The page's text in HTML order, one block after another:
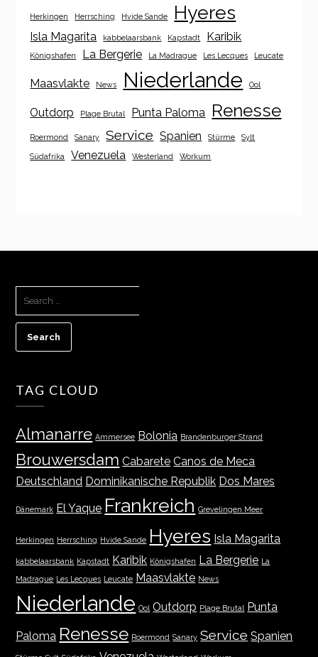
Herkingen Herrsching Hvide Sande Hyeres
Isla Magarita kabbelaarsbank Kapstadt Karibik
Königshafen La Bergerie La Madrague Les Lecques Leucate
Maasvlakte News Niederlande Ool
Outdorp Plage Brutal Punta Paloma Renesse
Roermond Sanary Service Spanien Stürme Sylt
Südafrika Venezuela Westerland Workum
TAG CLOUD
Almanarre Ammersee Bolonia Brandenburger Strand
Brouwersdam Cabarete Canos de Meca
Deutschland Dominikanische Republik Dos Mares
Dänemark El Yaque Frankreich Grevelingen Meer
Herkingen Herrsching Hvide Sande Hyeres Isla Magarita
kabbelaarsbank Kapstadt Karibik Königshafen La Bergerie La
Madrague Les Lecques Leucate Maasvlakte News
Niederlande Ool Outdorp Plage Brutal Punta
Paloma Renesse Roermond Sanary Service Spanien